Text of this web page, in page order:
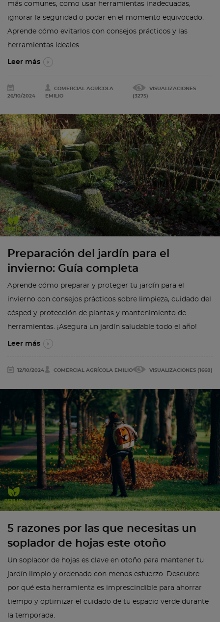
más comunes, como usar herramientas inadecuadas,
ignorar la seguridad o podar en el momento equivocado.
Aprende cómo evitarlos con consejos prácticos y las
herramientas ideales.
Leer más
26/10/2024
COMERCIAL AGRÍCOLA
EMILIO
VISUALIZACIONES
(3275)
Preparación del jardín para el
invierno: Guía completa
Aprende cómo preparar y proteger tu jardín para el
invierno con consejos prácticos sobre limpieza, cuidado del
césped y protección de plantas y mantenimiento de
herramientas. ¡Asegura un jardín saludable todo el año!
Leer más
12/10/2024 COMERCIAL AGRÍCOLA EMILIO VISUALIZACIONES (1668)
5 razones por las que necesitas un
soplador de hojas este otoño
Un soplador de hojas es clave en otoño para mantener tu
jardín limpio y ordenado con menos esfuerzo. Descubre
por qué esta herramienta es imprescindible para ahorrar
tiempo y optimizar el cuidado de tu espacio verde durante
la temporada.